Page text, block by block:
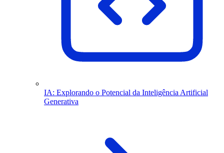
IA: Explorando o Potencial da Inteligência Artificial
Generativa